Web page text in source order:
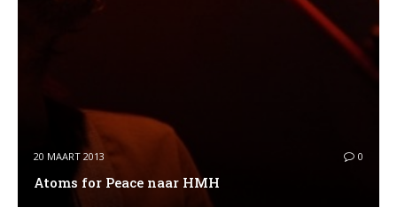
20 MAART 2013 0
Atoms for Peace naar HMH